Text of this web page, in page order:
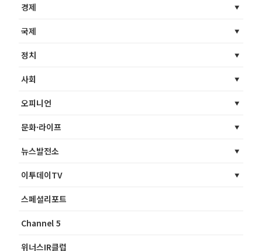
경제
국제
정치
사회
오피니언
문화·라이프
뉴스발전소
이투데이TV
스페셜리포트
Channel 5
위너스IR클럽